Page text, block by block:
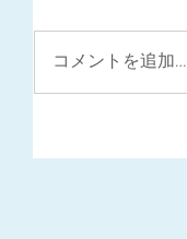
コメントを追加…